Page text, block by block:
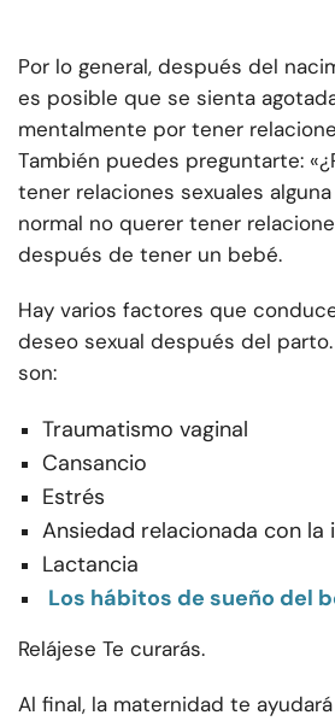
Por lo general, después del
es posible que se sienta
mentalmente por tener
También puedes preguntarte:
tener relaciones sexuales
normal no querer tener
después de tener un bebé.
Hay varios factores que
deseo sexual después del
son:
Traumatismo vaginal
Cansancio
Estrés
Ansiedad relacionada con la
Lactancia
Los hábitos de sueño del
Relájese Te curarás.
Al final, la maternidad te